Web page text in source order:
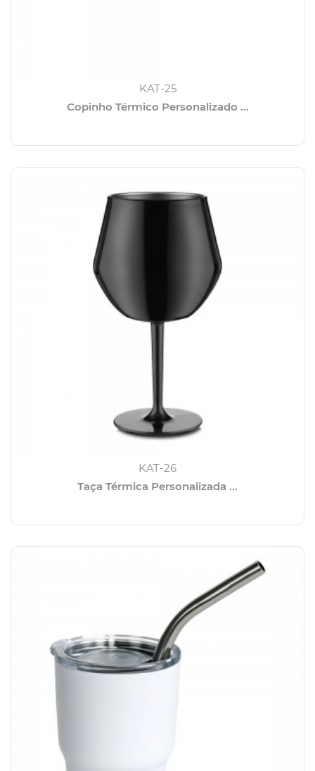
KAT-25
Copinho Térmico Personalizado ...
KAT-26
Taça Térmica Personalizada ...